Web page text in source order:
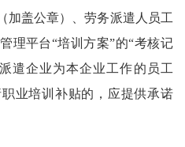
加盖公章）、劳务派遣人员工
理平台“培训方案”的“考核记
遣企业为本企业工作的员工
业培训补贴的，应提供承诺